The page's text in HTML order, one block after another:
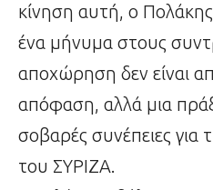
κίνηση αυτή, ο Πολάκης
ένα μήνυμα στους
αποχώρηση δεν είναι
απόφαση, αλλά μια
σοβαρές συνέπειες για
του ΣΥΡΙΖΑ.